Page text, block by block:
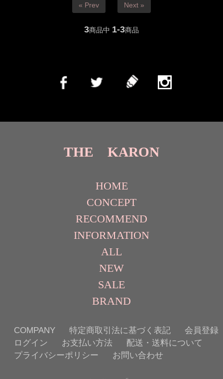
« Prev Next »
3商品中 1-3商品
THE KARON
HOME
CONCEPT
RECOMMEND
INFORMATION
ALL
NEW
SALE
BRAND
COMPANY 特定商取引法に基づく表記
会員登録
ログイン
お支払い方法
配送・送料について
プライバシーポリシー
お問い合わせ